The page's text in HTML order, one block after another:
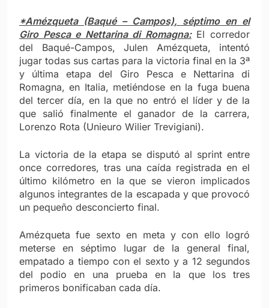
*Amézqueta (Baqué – Campos), séptimo en el
Giro Pesca e Nettarina di Romagna:El corredor
del Baqué-Campos, Julen Amézqueta, intentó
jugar todas sus cartas para la victoria final en la 3ª
y última etapa del Giro Pesca e Nettarina di
Romagna, en Italia, metiéndose en la fuga buena
del tercer día, en la que no entró el líder y de la
que salió finalmente el ganador de la carrera,
Lorenzo Rota (Unieuro Wilier Trevigiani).
La victoria de la etapa se disputó al sprint entre
once corredores, tras una caída registrada en el
último kilómetro en la que se vieron implicados
algunos integrantes de la escapada y que provocó
un pequeño desconcierto final.
Amézqueta fue sexto en meta y con ello logró
meterse en séptimo lugar de la general final,
empatado a tiempo con el sexto y a 12 segundos
del podio en una prueba en la que los tres
primeros bonificaban cada día.